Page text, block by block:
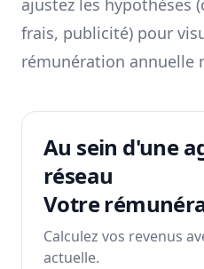
ajustez les hypothèses
frais, publicité) pour
rémunération annuelle
Au sein d'une
réseau
Votre
Calculez vos revenus
actuelle.